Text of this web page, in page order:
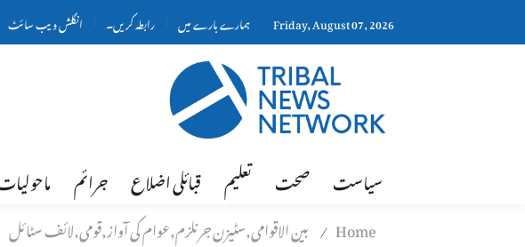
Friday, August 07, 2026 ہمارے بارے میں رابطہ کریں۔ انگلش ویب سائٹ
سیاست صحت تعلیم قبائلی اضلاع جرائم
Home
/ بین الاقوامی,سٹیزن جرنلزم,عوام کی آواز,قومی,لائف سٹائل